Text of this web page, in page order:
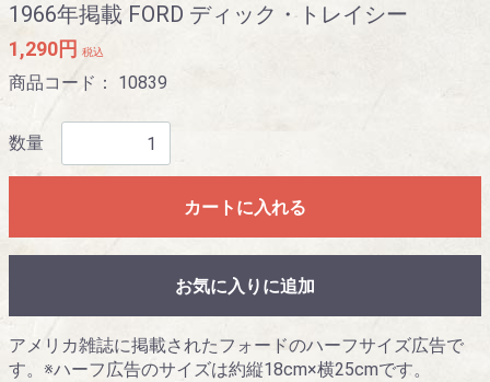
1966年掲載 FORD ディック・トレイシー
1,290円 税込
商品コード： 10839
数量
カートに入れる
お気に入りに追加
アメリカ雑誌に掲載されたフォードのハーフサイズ広告で
す。※ハーフ広告のサイズは約縦18cm×横25cmです。